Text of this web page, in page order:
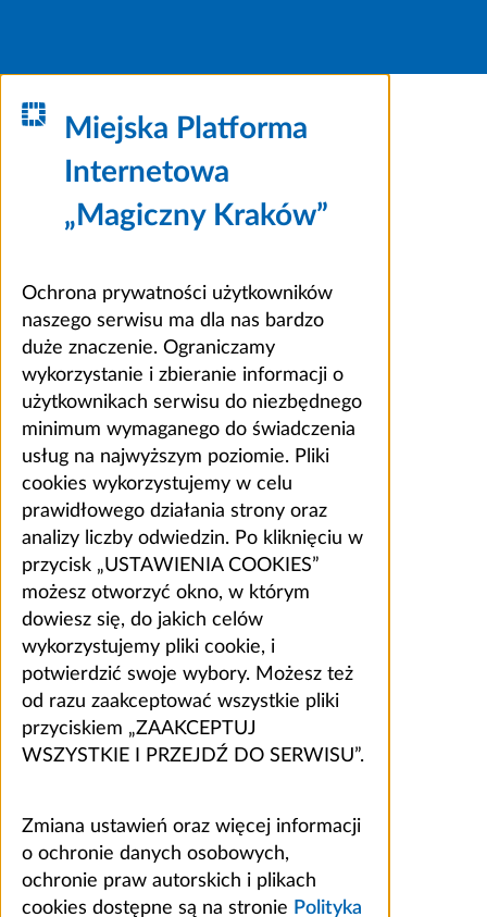
Miejska Platforma
Internetowa
„Magiczny Kraków”
Ochrona prywatności użytkowników
naszego serwisu ma dla nas bardzo
duże znaczenie. Ograniczamy
wykorzystanie i zbieranie informacji o
użytkownikach serwisu do niezbędnego
minimum wymaganego do świadczenia
usług na najwyższym poziomie. Pliki
cookies wykorzystujemy w celu
prawidłowego działania strony oraz
analizy liczby odwiedzin. Po kliknięciu w
przycisk „USTAWIENIA COOKIES”
możesz otworzyć okno, w którym
dowiesz się, do jakich celów
wykorzystujemy pliki cookie, i
potwierdzić swoje wybory. Możesz też
od razu zaakceptować wszystkie pliki
przyciskiem „ZAAKCEPTUJ
WSZYSTKIE I PRZEJDŹ DO SERWISU”.
Zmiana ustawień oraz więcej informacji
o ochronie danych osobowych,
ochronie praw autorskich i plikach
cookies dostępne są na stronie Polityka